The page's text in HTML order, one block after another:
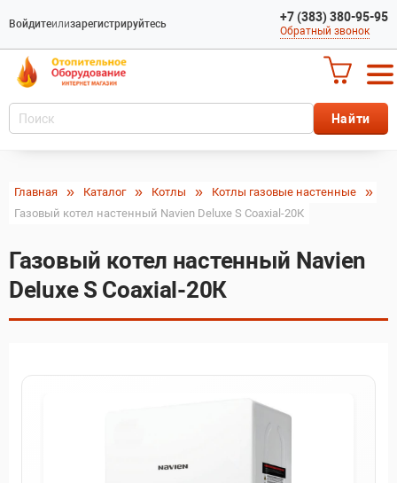
Войдитеилизарегистрируйтесь +7 (383) 380-95-95
Обратный звонок
Главная Каталог Котлы
Котлы газовые настенные
Газовый котел настенный Navien Deluxe S Coaxial-20К
Газовый котел настенный Navien
Deluxe S Coaxial-20К